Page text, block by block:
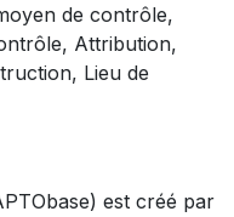
de contrôle,
Attribution,
Lieu de
est créé par